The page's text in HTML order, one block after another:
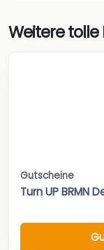
Weitere tolle
Gutscheine
Turn UP BRMN